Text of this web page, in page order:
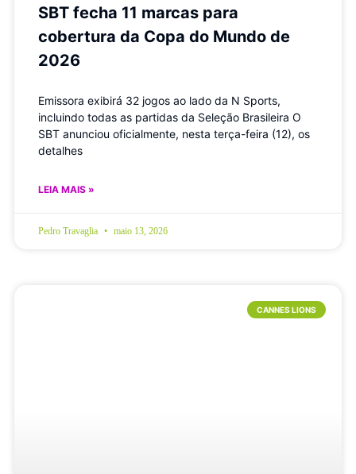
SBT fecha 11 marcas para
cobertura da Copa do Mundo de
2026
Emissora exibirá 32 jogos ao lado da N Sports,
incluindo todas as partidas da Seleção Brasileira O
SBT anunciou oficialmente, nesta terça-feira (12), os
detalhes
LEIA MAIS »
Pedro Travaglia maio 13, 2026
CANNES LIONS